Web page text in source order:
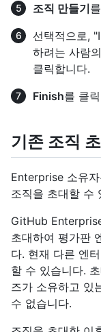
조직 만들기
선택적으로,
하려는 사람
클릭합니다.
Finish를 클
기존 조직
Enterprise 소유
조직을 초대할 수
GitHub
초대하여 평가판
다. 현재 다른 엔
할 수 있습니다.
즈가 소유하고 있
수 없습니다.